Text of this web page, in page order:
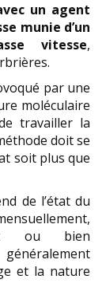
un agent
munie d’un
vitesse,
par une
moléculaire
travailler la
doit se
soit plus que
de l’état du
ou bien
et la nature